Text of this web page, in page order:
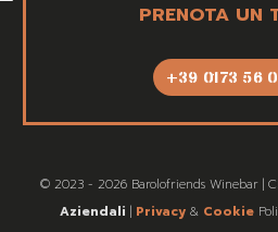
PRENOTA UN
+39 0173 56
© 2023 - 2026 Barolofriends Winebar |
Aziendali | Privacy & Cookie